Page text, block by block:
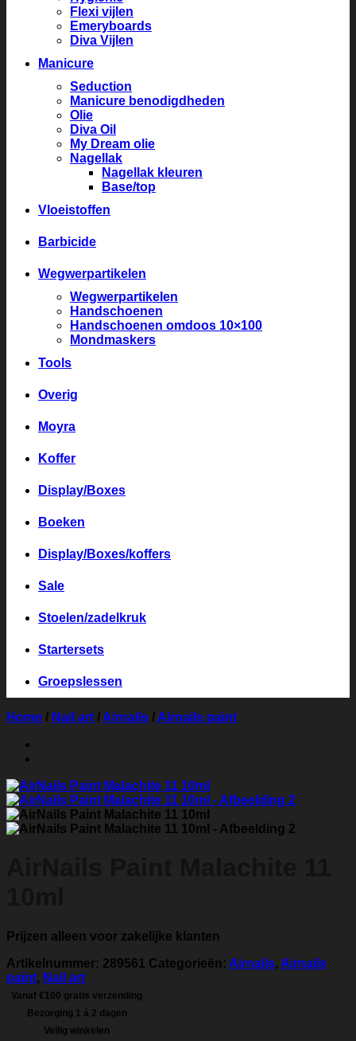
Flexi vijlen
Emeryboards
Diva Vijlen
Manicure
Seduction
Manicure benodigdheden
Olie
Diva Oil
My Dream olie
Nagellak
Nagellak kleuren
Base/top
Vloeistoffen
Barbicide
Wegwerpartikelen
Wegwerpartikelen
Handschoenen
Handschoenen omdoos 10×100
Mondmaskers
Tools
Overig
Moyra
Koffer
Display/Boxes
Boeken
Display/Boxes/koffers
Sale
Stoelen/zadelkruk
Startersets
Groepslessen
Home / Nail art / Airnails / Airnails paint
Prijzen alleen voor zakelijke klanten
Artikelnummer: 289561 Categorieën: Airnails, Airnails
paint, Nail art
Vanaf €100 gratis verzending
Bezorging 1 á 2 dagen
Veilig winkelen